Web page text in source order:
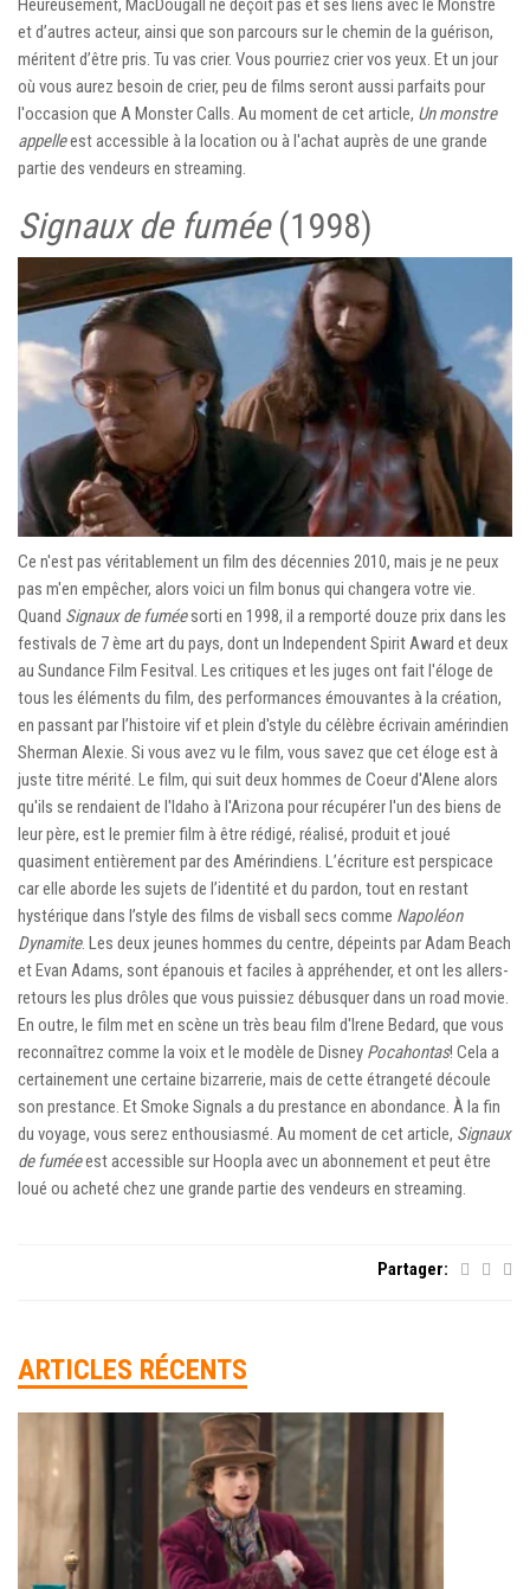
Heureusement, MacDougall ne déçoit pas et ses liens avec le Monstre
et d’autres acteur, ainsi que son parcours sur le chemin de la guérison,
méritent d’être pris. Tu vas crier. Vous pourriez crier vos yeux. Et un jour
où vous aurez besoin de crier, peu de films seront aussi parfaits pour
l'occasion que A Monster Calls. Au moment de cet article, Un monstre
appelleest accessible à la location ou à l'achat auprès de une grande
partie des vendeurs en streaming.
Signaux de fumée(1998)
Ce n'est pas véritablement un film des décennies 2010, mais je ne peux
pas m'en empêcher, alors voici un film bonus qui changera votre vie.
Quand Signaux de fuméesorti en 1998, il a remporté douze prix dans les
festivals de 7 ème art du pays, dont un Independent Spirit Award et deux
au Sundance Film Fesitval. Les critiques et les juges ont fait l'éloge de
tous les éléments du film, des performances émouvantes à la création,
en passant par l’histoire vif et plein d'style du célèbre écrivain amérindien
Sherman Alexie. Si vous avez vu le film, vous savez que cet éloge est à
juste titre mérité. Le film, qui suit deux hommes de Coeur d'Alene alors
qu'ils se rendaient de l'Idaho à l'Arizona pour récupérer l'un des biens de
leur père, est le premier film à être rédigé, réalisé, produit et joué
quasiment entièrement par des Amérindiens. L’écriture est perspicace
car elle aborde les sujets de l’identité et du pardon, tout en restant
hystérique dans l’style des films de visball secs comme Napoléon
Dynamite. Les deux jeunes hommes du centre, dépeints par Adam Beach
et Evan Adams, sont épanouis et faciles à appréhender, et ont les allers-
retours les plus drôles que vous puissiez débusquer dans un road movie.
En outre, le film met en scène un très beau film d'Irene Bedard, que vous
reconnaîtrez comme la voix et le modèle de Disney Pocahontas! Cela a
certainement une certaine bizarrerie, mais de cette étrangeté découle
son prestance. Et Smoke Signals a du prestance en abondance. À la fin
du voyage, vous serez enthousiasmé. Au moment de cet article, Signaux
de fuméeest accessible sur Hoopla avec un abonnement et peut être
loué ou acheté chez une grande partie des vendeurs en streaming.
Partager:
ARTICLES RÉCENTS